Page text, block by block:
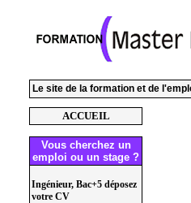
Le site de la formation et de
ACCUEIL
Vous cherchez un
emploi ou un stage ?
Ingénieur, Bac+5 déposez
votre CV